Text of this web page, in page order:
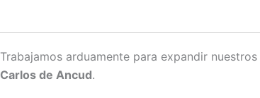
Trabajamos arduamente para expandir
Carlos de Ancud.